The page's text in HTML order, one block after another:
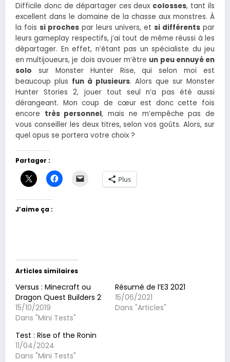
Difficile donc de départager ces deux colosses, tant ils
excellent dans le domaine de la chasse aux monstres. À
la fois si proches par leurs univers, et si différents par
leurs gameplay respectifs, j’ai tout de même réussi à les
départager. En effet, n’étant pas un spécialiste du jeu
en multijoueurs, je dois avouer m’être un peu ennuyé en
solo sur Monster Hunter Rise, qui selon moi est
beaucoup plus fun à plusieurs. Alors que sur Monster
Hunter Stories 2, jouer tout seul n’a pas été aussi
dérangeant. Mon coup de cœur est donc cette fois
encore très personnel, mais ne m’empêche pas de
vous conseiller les deux titres, selon vos goûts. Alors, sur
quel opus se portera votre choix ?
Partager :
Plus
J’aime ça :
Articles similaires
Versus : Minecraft ou
Dragon Quest Builders 2
15/10/2019
Dans "Mini Tests"
Résumé de l’E3 2021
15/06/2021
Dans "Articles"
Test : Rise of the Ronin
11/04/2024
Dans "Mini Tests"